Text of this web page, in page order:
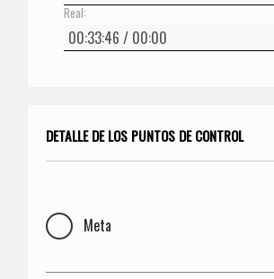
Real:
DETALLE DE LOS PUNTOS DE CONTROL
Meta